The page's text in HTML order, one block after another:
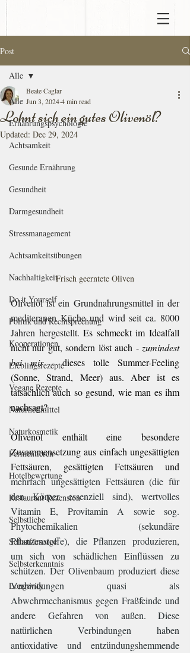
Post
Alle
Ernährungspsychologie
Achtsamkeit
Gesunde Ernährung
Gesundheit
Darmgesundheit
Stressmanagement
Achtsamkeitsübungen
Nachhaltigkeit
Do it Yourself
Politik und Rechtsprechung
Kooperationen
Lieblingsrezepte
Vegane Rezepte
Naturheilmittel
Naturkosmetik
Fermentieren
Hotelbewertung
Restaurant Rezension
Selbstliebe
Selbstfürsorge
Selbsterkenntnis
Longevity
Alle
Lohnt sich ein gutes Olivenöl?
Beate Caglar
Jun 3, 20244 min read
Updated: Dec 29, 2024
Frisch geerntete Oliven
Olivenöl ist ein Grundnahrungsmittel in der
mediteranen Küche und wird seit ca. 8000
Jahren hergestellt. Es schmeckt im Idealfall
nicht nur gut, sondern löst auch - zumindest
bei mir - dieses tolle Summer-Feeling
(Sonne, Strand, Meer) aus. Aber ist es
tatsächlich auch so gesund, wie man es ihm
nachsagt?
Olivenöl enthält eine besondere
Zusammensetzung aus einfach ungesättigten
mehrfach ungesättigten Fettsäuren (die für
den Körper essenziell sind), wertvolles
Vitamin E, Provitamin A sowie sog.
Phytochemikalien (sekundäre
Pflanzenstoffe), die Pflanzen produzieren,
um sich von schädlichen Einflüssen zu
schützen. Der Olivenbaum produziert diese
Verbindungen quasi als
Abwehrmechanismus gegen Fraßfeinde und
andere Gefahren von außen. Diese
natürlichen Verbindungen haben
antioxidative und entzündungshemmende